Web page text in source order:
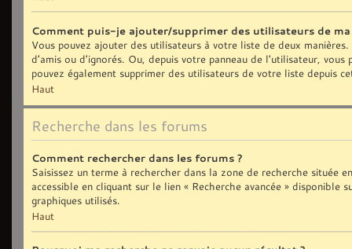
Comment puis-je ajouter/supprimer des utilisateurs de ma
Vous pouvez ajouter des utilisateurs à votre liste de deux
d’amis ou d’ignorés. Ou, depuis votre panneau de l’utilisateur,
pouvez également supprimer des utilisateurs de votre liste depuis
Haut
Recherche dans les forums
Comment rechercher dans les forums ?
Saisissez un terme à rechercher dans la zone de recherche située
accessible en cliquant sur le lien « Recherche avancée » disponible
graphiques utilisés.
Haut